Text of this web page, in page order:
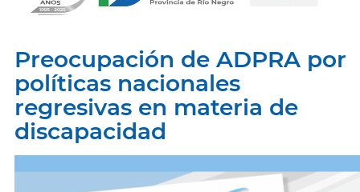
Preocupación de ADPRA por
políticas nacionales
regresivas en materia de
discapacidad